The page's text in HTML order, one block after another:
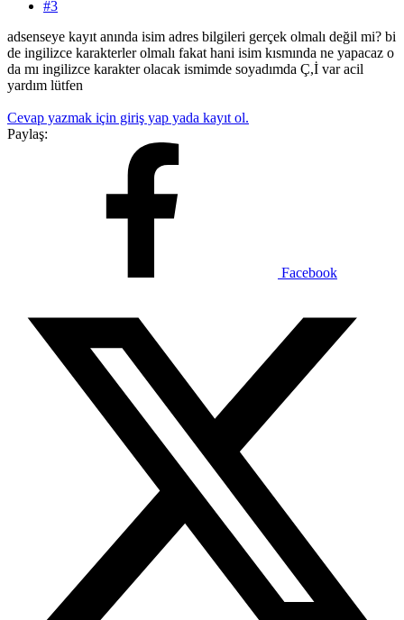
#3
adsenseye kayıt anında isim adres bilgileri gerçek olmalı değil mi? bi
de ingilizce karakterler olmalı fakat hani isim kısmında ne yapacaz o
da mı ingilizce karakter olacak ismimde soyadımda Ç,İ var acil
yardım lütfen
Cevap yazmak için giriş yap yada kayıt ol.
Paylaş:
Facebook